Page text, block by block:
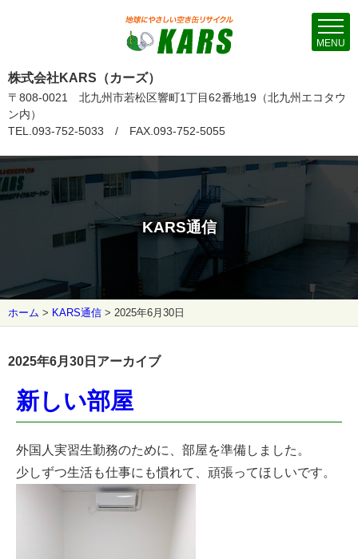
株式会社KARS（カーズ）
〒808-0021 北九州市若松区響町1丁目62番地19（北九州エコタウ
ン内）
TEL.093-752-5033 / FAX.093-752-5055
KARS通信
ホーム > KARS通信 > 2025年6月30日
2025年6月30日アーカイブ
新しい部屋
外国人実習生勤務のために、部屋を準備しました。
少しずつ生活も仕事にも慣れて、頑張ってほしいです。
MENU